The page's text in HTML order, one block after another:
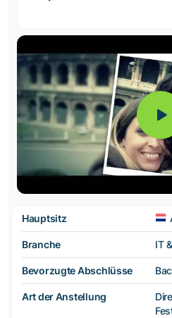
Hauptsitz
Branche IT
Bevorzugte Abschlüsse
Art der Anstellung